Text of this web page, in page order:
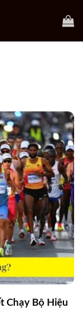
Chạy Bộ Hiệu